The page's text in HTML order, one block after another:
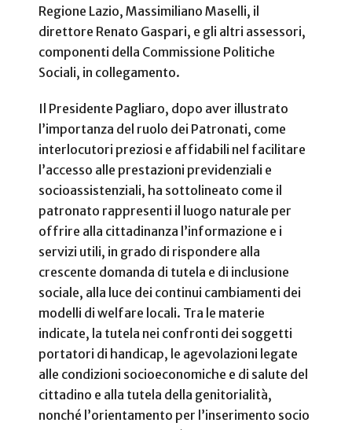
Regione Lazio, Massimiliano Maselli, il
direttore Renato Gaspari, e gli altri assessori,
componenti della Commissione Politiche
Sociali, in collegamento.
Il Presidente Pagliaro, dopo aver illustrato
l’importanza del ruolo dei Patronati, come
interlocutori preziosi e affidabili nel facilitare
l’accesso alle prestazioni previdenziali e
socioassistenziali, ha sottolineato come il
patronato rappresenti il luogo naturale per
offrire alla cittadinanza l’informazione e i
servizi utili, in grado di rispondere alla
crescente domanda di tutela e di inclusione
sociale, alla luce dei continui cambiamenti dei
modelli di welfare locali. Tra le materie
indicate, la tutela nei confronti dei soggetti
portatori di handicap, le agevolazioni legate
alle condizioni socioeconomiche e di salute del
cittadino e alla tutela della genitorialità,
nonché l’orientamento per l’inserimento socio